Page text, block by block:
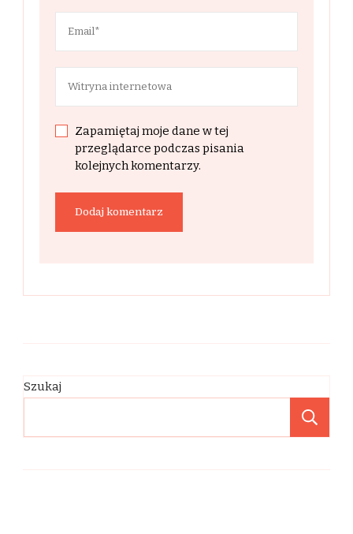
Zapamiętaj moje dane w tej
przeglądarce podczas pisania
kolejnych komentarzy.
Szukaj